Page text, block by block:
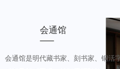
会通馆
会通馆是明代藏书家、刻书家、铜活